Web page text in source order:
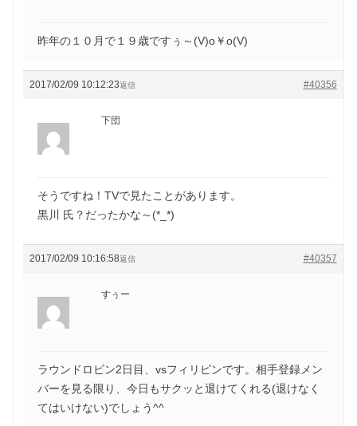
昨年の１０月で１９歳ですぅ～(V)o￥o(V)
2017/02/09 10:12:23 #40356
返信
下団
そうですね！TVで見たことがあります。
黒川 氏？だったかな～(*_*)
2017/02/09 10:16:58 #40357
返信
すぅー
ラウンドロビン2日目、vsフィリピンです。相手登録メン
バーを見る限り、今日もサクッと退けてくれる(退けなく
てはいけない)でしょう^^